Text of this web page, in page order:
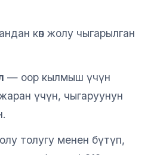
көп жолу чыгарылган
— оор кылмыш үчүн
үчүн, чыгаруунун
толугу менен бүтүп,